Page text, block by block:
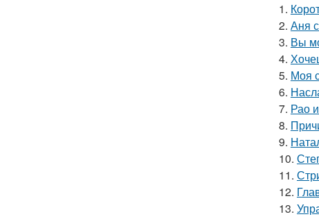
1.
2. Аня
3. Вы
4.
5. Моя
6.
7. Рао
8.
9.
10.
11.
12.
13.